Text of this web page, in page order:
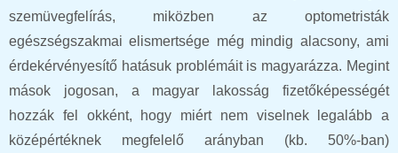
szemüvegfelírás, miközben az optometristák
egészségszakmai elismertsége még mindig alacsony, ami
érdekérvényesítő hatásuk problémáit is magyarázza. Megint
mások jogosan, a magyar lakosság fizetőképességét
hozzák fel okként, hogy miért nem viselnek legalább a
középértéknek megfelelő arányban (kb. 50%-ban)